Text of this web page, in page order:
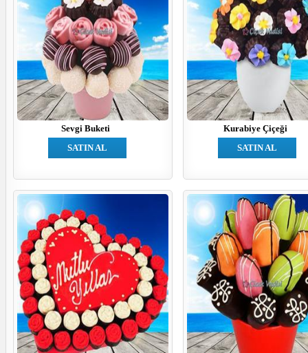
Sevgi Buketi
SATIN AL
Kurabiye Çiçeği
SATIN AL